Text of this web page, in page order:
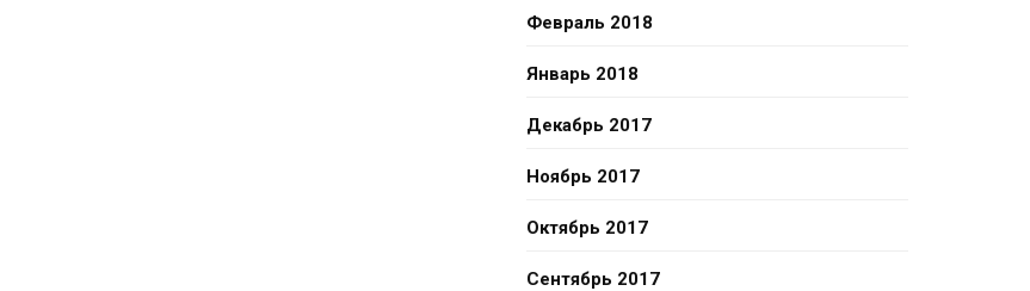
Февраль 2018
Январь 2018
Декабрь 2017
Ноябрь 2017
Октябрь 2017
Сентябрь 2017